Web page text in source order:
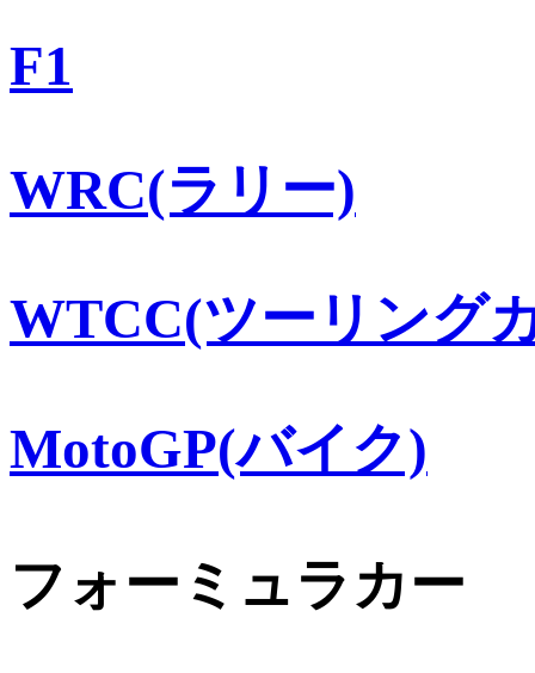
F1
WRC(ラリー)
WTCC(ツーリング
MotoGP(バイク)
フォーミュラカー